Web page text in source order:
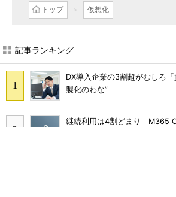
トップ 仮想化
記事ランキング
DX導入企業の3割超がむしろ
製化のわな”
継続利用は4割どまり M365